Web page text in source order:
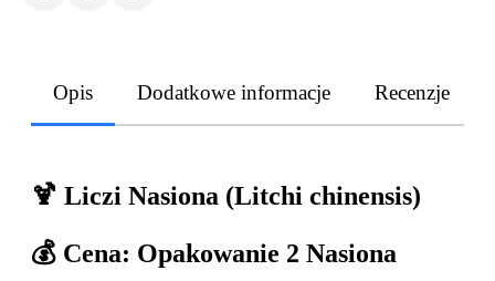
Opis Dodatkowe informacje Recenzje
🍹 Liczi Nasiona (Litchi chinensis)
💰 Cena: Opakowanie 2 Nasiona